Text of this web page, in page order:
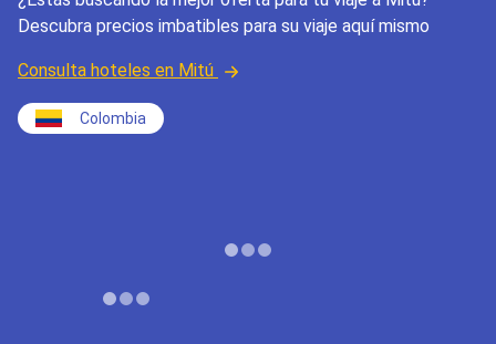
Descubra precios imbatibles para su viaje aquí mismo
Consulta hoteles en Mitú
Colombia